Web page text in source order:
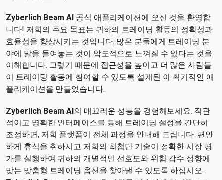
Zyberlich Beam AI 공식 애플리케이션에 오신 것을 환영합
니다! 저희의 주요 목표는 귀하의 트레이딩 활동의 정확성과
효율성을 향상시키는 것입니다. 많은 분들에게 트레이딩 분
야에 발을 들여놓는 것이 압도적으로 느껴질 수 있다는 것을
이해합니다. 그렇기 때문에 접근성을 높이고 더 많은 사람들
이 트레이딩 활동에 참여할 수 있도록 설계된 이 획기적인 애
플리케이션을 만들었습니다.
Zyberlich Beam AI의 매끄러운 성능을 경험해보세요. 직관
적이고 명확한 인터페이스를 통해 트레이딩 설정을 간단히
조정하면, 저희 플랫폼이 전체 과정을 안내해 드립니다. 편안
하게 휴식을 취하시고 저희의 최첨단 기술이 정확한 시장 평
가를 실행하여 귀하의 개별적인 선호도와 위험 감수 성향에
맞는 맞춤형 트레이딩 옵션을 찾아낼 수 있도록 하십시오.